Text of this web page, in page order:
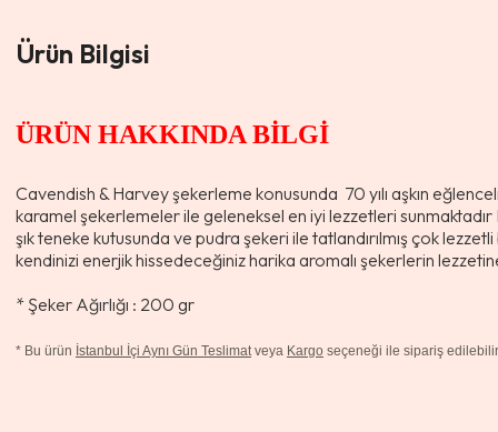
Ürün Bilgisi
ÜRÜN HAKKINDA BİLGİ
Cavendish & Harvey şekerleme konusunda 70 yılı aşkın
karamel şekerlemeler ile geleneksel en iyi lezzetleri
şık teneke kutusunda ve pudra şekeri ile tatlandırılmış çok
kendinizi enerjik hissedeceğiniz harika aromalı şekerlerin
* Şeker Ağırlığı : 200 gr
* Bu ürün İstanbul İçi Aynı Gün Teslimatveya Kargo seçeneği ile sipariş